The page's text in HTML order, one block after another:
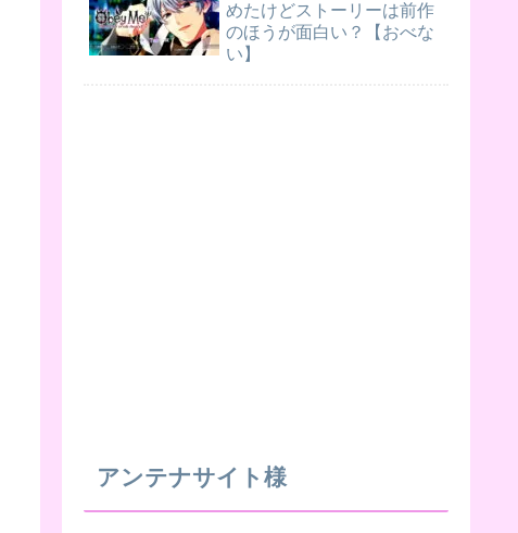
めたけどストーリーは前作
のほうが面白い？【おべな
い】
アンテナサイト様